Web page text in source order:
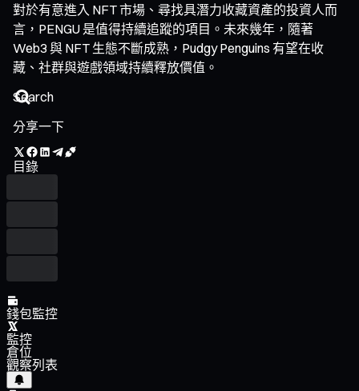
對於有意進入 NFT 市場、尋找具潛力收藏資產的投資人而
言，PENGU 是值得持續追蹤的項目。未來幾年，隨著
Web3 與 NFT 生態不斷成熟，Pudgy Penguins 有望在收
藏、社群與遊戲領域持續釋放價值。
分享一下
目錄
錢包監控
監控
倉位
觀察列表